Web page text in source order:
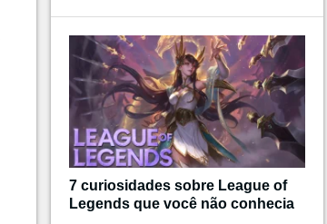
7 curiosidades sobre League of
Legends que você não conhecia